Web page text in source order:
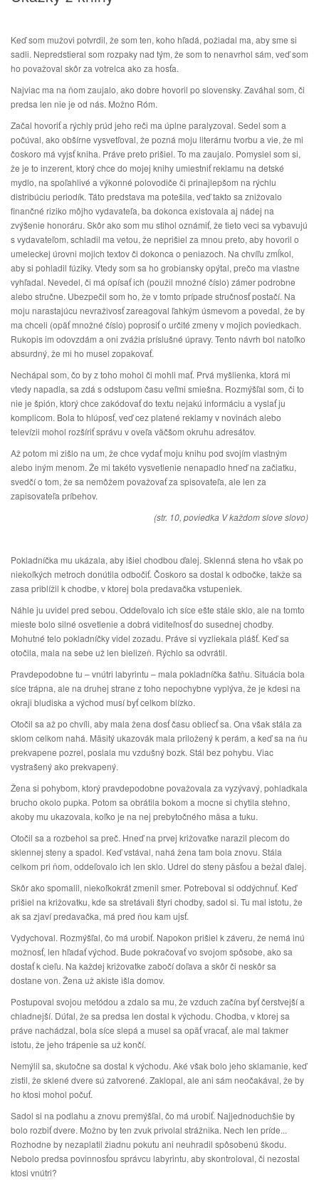
Keď som mužovi potvrdil, že som ten, koho hľadá, požiadal ma, aby sme si
sadli. Nepredstieral som rozpaky nad tým, že som to nenavrhol sám, veď som
ho považoval skôr za votrelca ako za hosťa.
Najviac ma na ňom zaujalo, ako dobre hovoril po slovensky. Zaváhal som, či
predsa len nie je od nás. Možno Róm.
Začal hovoriť a rýchly prúd jeho reči ma úplne paralyzoval. Sedel som a
počúval, ako obšírne vysvetľoval, že pozná moju literárnu tvorbu a vie, že mi
čoskoro má vyjsť kniha. Práve preto prišiel. To ma zaujalo. Pomyslel som si,
že je to inzerent, ktorý chce do mojej knihy umiestniť reklamu na detské
mydlo, na spoľahlivé a výkonné polovodiče či prinajlepšom na rýchlu
distribúciu periodík. Táto predstava ma potešila, veď takto sa znižovalo
finančné riziko môjho vydavateľa, ba dokonca existovala aj nádej na
zvýšenie honoráru. Skôr ako som mu stihol oznámiť, že tieto veci sa vybavujú
s vydavateľom, schladil ma vetou, že neprišiel za mnou preto, aby hovoril o
umeleckej úrovni mojich textov či dokonca o peniazoch. Na chvíľu zmĺkol,
aby si pohladil fúziky. Vtedy som sa ho grobiansky opýtal, prečo ma vlastne
vyhľadal. Nevedel, či má opísať ich (použil množné číslo) zámer podrobne
alebo stručne. Ubezpečil som ho, že v tomto prípade stručnosť postačí. Na
moju narastajúcu nevraživosť zareagoval ľahkým úsmevom a povedal, že by
ma chceli (opäť množné číslo) poprosiť o určité zmeny v mojich poviedkach.
Rukopis im odovzdám a oni zvážia príslušné úpravy. Tento návrh bol natoľko
absurdný, že mi ho musel zopakovať.
Nechápal som, čo by z toho mohol či mohli mať. Prvá myšlienka, ktorá mi
vtedy napadla, sa zdá s odstupom času veľmi smiešna. Rozmýšľal som, či to
nie je špión, ktorý chce zakódovať do textu nejakú informáciu a vyslať ju
komplicom. Bola to hlúposť, veď cez platené reklamy v novinách alebo
televízii mohol rozšíriť správu v oveľa väčšom okruhu adresátov.
Až potom mi zišlo na um, že chce vydať moju knihu pod svojím vlastným
alebo iným menom. Že mi takéto vysvetlenie nenapadlo hneď na začiatku,
svedčí o tom, že sa nemôžem považovať za spisovateľa, ale len za
zapisovateľa príbehov.
(str. 10, poviedka V každom slove slovo)
Pokladníčka mu ukázala, aby išiel chodbou ďalej. Sklenná stena ho však po
niekoľkých metroch donútila odbočiť. Čoskoro sa dostal k odbočke, takže sa
zasa priblížil k chodbe, v ktorej bola predavačka vstupeniek.
Náhle ju uvidel pred sebou. Oddeľovalo ich síce ešte stále sklo, ale na tomto
mieste bolo silné osvetlenie a dobrá viditeľnosť do susednej chodby.
Mohutné telo pokladníčky videl zozadu. Práve si vyzliekala plášť. Keď sa
otočila, mala na sebe už len bielizeň. Rýchlo sa odvrátil.
Pravdepodobne tu – vnútri labyrintu – mala pokladníčka šatňu. Situácia bola
síce trápna, ale na druhej strane z toho nepochybne vyplýva, že je kdesi na
okraji bludiska a východ musí byť celkom blízko.
Otočil sa až po chvíli, aby mala žena dosť času obliecť sa. Ona však stála za
sklom celkom nahá. Mäsitý ukazovák mala priložený k perám, a keď sa na ňu
prekvapene pozrel, poslala mu vzdušný bozk. Stál bez pohybu. Viac
vystrašený ako prekvapený.
Žena si pohybom, ktorý pravdepodobne považovala za vyzývavý, pohladkala
brucho okolo pupka. Potom sa obrátila bokom a mocne si chytila stehno,
akoby mu ukazovala, koľko je na nej prebytočného mäsa a tuku.
Otočil sa a rozbehol sa preč. Hneď na prvej križovatke narazil plecom do
sklennej steny a spadol. Keď vstával, nahá žena tam bola znovu. Stála
celkom pri ňom, oddeľovalo ich len sklo. Udrel do steny päsťou a bežal ďalej.
Skôr ako spomalil, niekoľkokrát zmenil smer. Potreboval si oddýchnuť. Keď
prišiel na križovatku, kde sa stretávali štyri chodby, sadol si. Tu mal istotu, že
ak sa zjaví predavačka, má pred ňou kam ujsť.
Vydychoval. Rozmýšľal, čo má urobiť. Napokon prišiel k záveru, že nemá inú
možnosť, len hľadať východ. Bude pokračovať vo svojom spôsobe, ako sa
dostať k cieľu. Na každej križovatke zabočí doľava a skôr či neskôr sa
dostane von. Žena už akiste išla domov.
Postupoval svojou metódou a zdalo sa mu, že vzduch začína byť čerstvejší a
chladnejší. Dúfal, že sa predsa len dostal k východu. Chodba, v ktorej sa
práve nachádzal, bola síce slepá a musel sa opäť vracať, ale mal takmer
istotu, že jeho trápenie sa už končí.
Nemýlil sa, skutočne sa dostal k východu. Aké však bolo jeho sklamanie, keď
zistil, že sklené dvere sú zatvorené. Zaklopal, ale ani sám neočakával, že by
ho ktosi mohol počuť.
Sadol si na podlahu a znovu premýšľal, čo má urobiť. Najjednoduchšie by
bolo rozbiť dvere. Možno by ten zvuk privolal strážnika. Nech len príde...
Rozhodne by nezaplatil žiadnu pokutu ani neuhradil spôsobenú škodu.
Nebolo predsa povinnosťou správcu labyrintu, aby skontroloval, či nezostal
ktosi vnútri?